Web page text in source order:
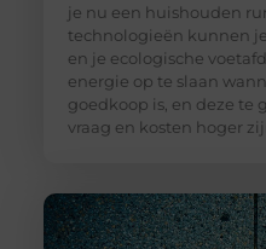
je nu een huishouden
technologieën kunnen
en je ecologische
energie op te slaan
goedkoop is, en deze te
vraag en kosten hoger